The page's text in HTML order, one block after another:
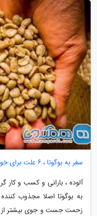
سفر به بوگوتا ، 6 علت برای خوشگذرانی در بوگوتا
آلوده ، بارانی و کسب و کار
به بوگوتا اصلا مجذوب
زحمت جست و جوی بیشتر از